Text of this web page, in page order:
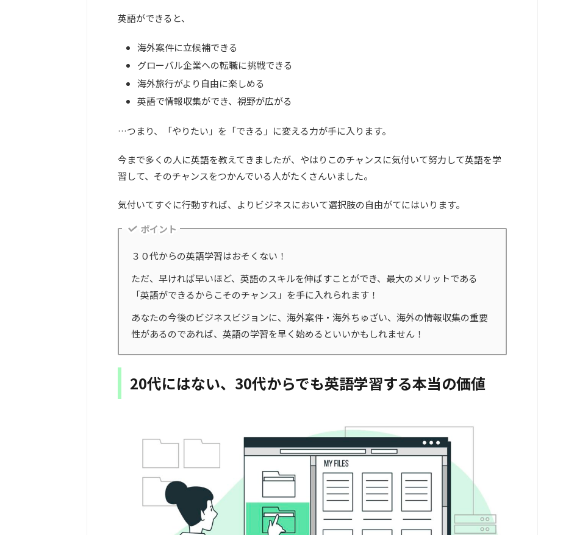
英語ができると、
海外案件に立候補できる
グローバル企業への転職に挑戦できる
海外旅行がより自由に楽しめる
英語で情報収集ができ、視野が広がる
…つまり、「やりたい」を「できる」に変える力が手に入ります。
今まで多くの人に英語を教えてきましたが、やはりこのチャンスに気付いて努力して英語を学
習して、そのチャンスをつかんでいる人がたくさんいました。
気付いてすぐに行動すれば、よりビジネスにおいて選択肢の自由がてにはいります。
ポイント
３０代からの英語学習はおそくない！
ただ、早ければ早いほど、英語のスキルを伸ばすことができ、最大のメリットである
「英語ができるからこそのチャンス」を手に入れられます！
あなたの今後のビジネスビジョンに、海外案件・海外ちゅざい、海外の情報収集の重要
性があるのであれば、英語の学習を早く始めるといいかもしれません！
20代にはない、30代からでも英語学習する本当の価値